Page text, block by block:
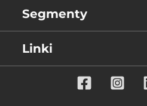
Segmenty
Linki